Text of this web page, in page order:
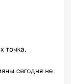
точка.
сегодня не